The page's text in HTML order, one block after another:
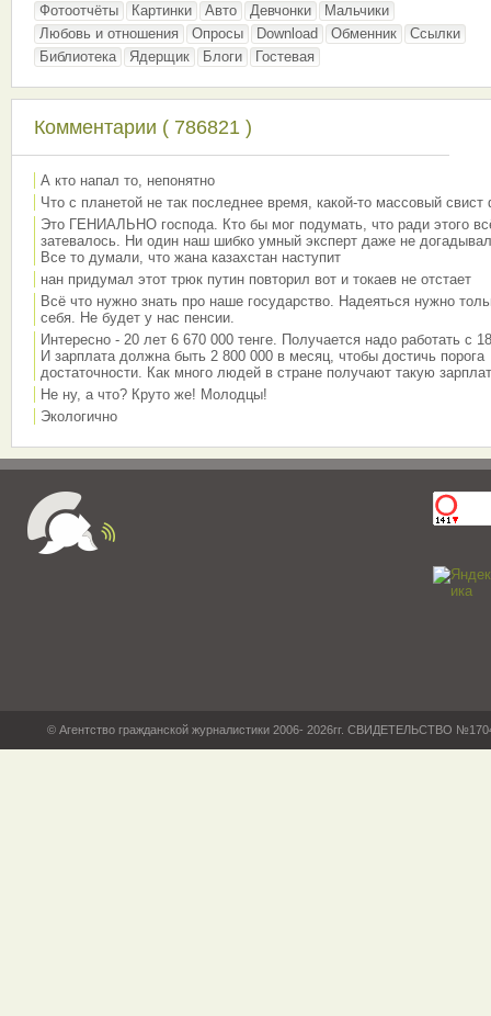
Фотоотчёты
Картинки Авто Девчонки
Мальчики
Любовь и отношения
Опросы Download Обменник
Ссылки
Библиотека
Ядерщик Блоги Гостевая
Комментарии ( 786821 )
А кто напал то, непонятно
Что с планетой не так последнее время, какой-то массовый свист
Это ГЕНИАЛЬНО господа. Кто бы мог подумать, что ради этого
затевалось. Ни один наш шибко умный эксперт даже не
Все то думали, что жана казахстан наступит
нан придумал этот трюк путин повторил вот и токаев не отстает
Всё что нужно знать про наше государство. Надеяться нужно
себя. Не будет у нас пенсии.
Интересно - 20 лет 6 670 000 тенге. Получается надо работать с
И зарплата должна быть 2 800 000 в месяц, чтобы достичь порога
достаточности. Как много людей в стране получают такую
Не ну, а что? Круто же! Молодцы!
Экологично
© Агентство гражданской журналистики 2006- 2026гг. СВИДЕТЕЛЬСТВО